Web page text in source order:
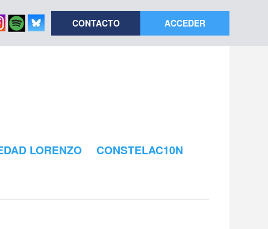
CONTACTO ACCEDER
LORENZO
CONSTELAC10N